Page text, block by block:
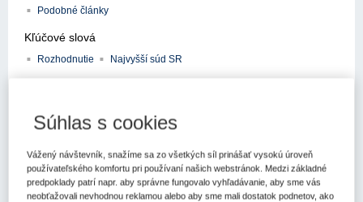
Podobné články
Kľúčové slová
Rozhodnutie Najvyšší súd SR
Najvyšší súd Slovenskej republiky vydal v termíne od 1.
sp. zn. 3 Asan 31/2019 Košický
samosprávny kraj
Súhlas s cookies
Vážený návštevník, snažíme sa zo všetkých síl prinášať vysokú úroveň
používateľského komfortu pri používaní našich webstránok. Medzi základné
predpoklady patrí napr. aby správne fungovalo vyhľadávanie, aby sme vás
neobťažovali nevhodnou reklamou alebo aby sme mali dostatok podnetov, ako